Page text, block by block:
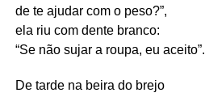
de te ajudar com o peso?”,
ela riu com dente branco:
“Se não sujar a roupa, eu aceito”.
De tarde na beira do brejo